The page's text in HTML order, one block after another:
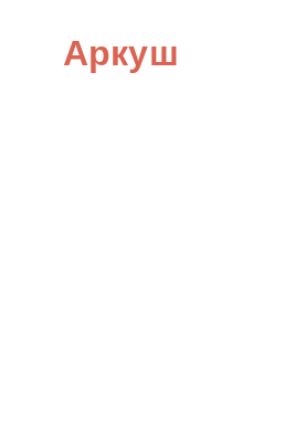
Аркуш